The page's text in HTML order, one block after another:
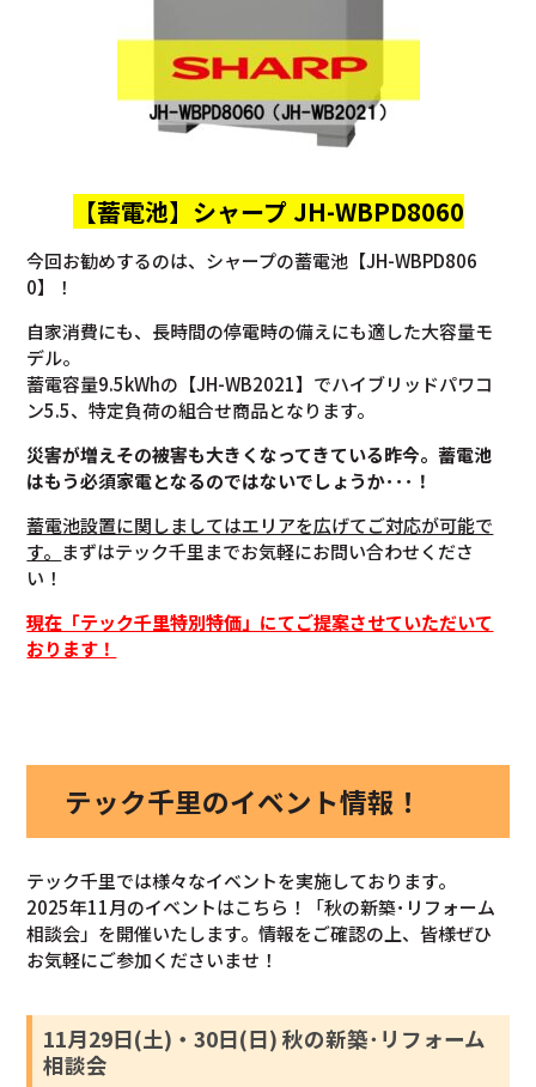
【蓄電池】 シャープ JH-WBPD8060
今回お勧めするのは、シャープの蓄電池【JH-WBPD806
0】！
自家消費にも、長時間の停電時の備えにも適した大容量モ
デル。
蓄電容量9.5kWhの【JH-WB2021】でハイブリッドパワコ
ン5.5、特定負荷の組合せ商品となります。
災害が増えその被害も大きくなってきている昨今。蓄電池
はもう必須家電となるのではないでしょうか･･･！
蓄電池設置に関しましてはエリアを広げてご対応が可能で
す。 まずはテック千里までお気軽にお問い合わせくださ
い！
現在「テック千里特別特価」にてご提案させていただいて
おります！
テック千里のイベント情報！
テック千里では様々なイベントを実施しております。
2025年11月のイベントはこちら！「秋の新築･リフォーム
相談会」を開催いたします。情報をご確認の上、皆様ぜひ
お気軽にご参加くださいませ！
11月29日(土)・30日(日) 秋の新築･リフォーム
相談会